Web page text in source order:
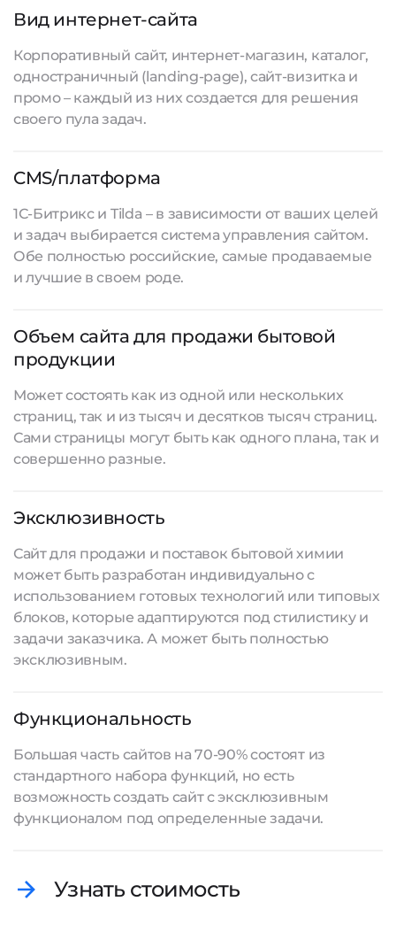
Вид интернет-сайта
Корпоративный сайт, интернет-магазин, каталог,
одностраничный (landing-page), сайт-визитка и
промо – каждый из них создается для решения
своего пула задач.
CMS/платформа
1С-Битрикс и Tilda – в зависимости от ваших целей
и задач выбирается система управления сайтом.
Обе полностью российские, самые продаваемые
и лучшие в своем роде.
Объем сайта для продажи бытовой
продукции
Может состоять как из одной или нескольких
страниц, так и из тысяч и десятков тысяч страниц.
Сами страницы могут быть как одного плана, так и
совершенно разные.
Эксклюзивность
Сайт для продажи и поставок бытовой химии
может быть разработан индивидуально с
использованием готовых технологий или типовых
блоков, которые адаптируются под стилистику и
задачи заказчика. А может быть полностью
эксклюзивным.
Функциональность
Большая часть сайтов на 70-90% состоят из
стандартного набора функций, но есть
возможностьсоздать сайтс эксклюзивным
функционалом под определенные задачи.
Узнать стоимость